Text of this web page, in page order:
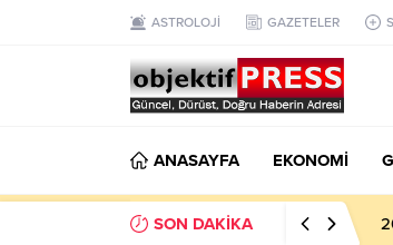
ASTROLOJİ GAZETELER
ANASAYFA EKONOMİ
SON DAKİKA